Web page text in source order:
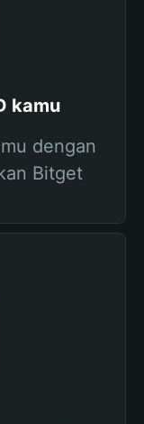
kamu
dengan
Bitget